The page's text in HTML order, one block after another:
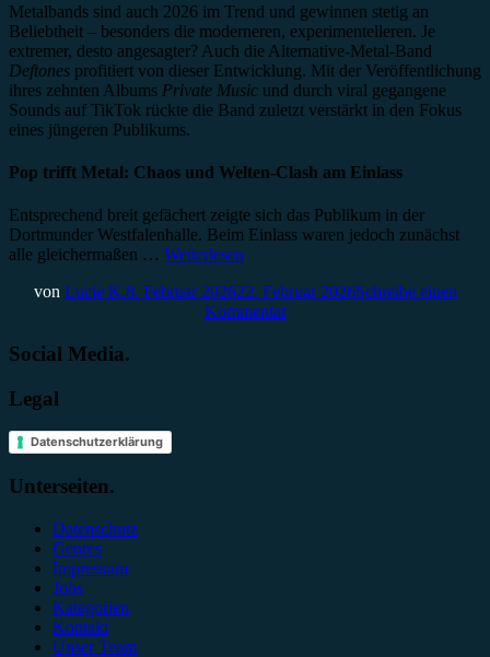
Metalbands sind auch 2026 im Trend und gewinnen stetig an
Beliebtheit – besonders die moderneren, experimentelleren. Je
extremer, desto angesagter? Auch die Alternative-Metal-Band
Deftones profitiert von dieser Entwicklung. Mit der Veröffentlichung
ihres zehnten Albums Private Music und durch viral gegangene
Sounds auf TikTok rückte die Band zuletzt verstärkt in den Fokus
eines jüngeren Publikums.
Pop trifft Metal: Chaos und Welten-Clash am Einlass
Entsprechend breit gefächert zeigte sich das Publikum in der
Dortmunder Westfalenhalle. Beim Einlass waren jedoch zunächst
alle gleichermaßen … Weiterlesen
von Lucie K.8. Februar 202622. Februar 2026Schreibe einen
Kommentar
Social Media.
Legal
Datenschutzerklärung
Unterseiten.
Datenschutz
Genres
Impressum
Jobs
Kategorien
Kontakt
Unser Team